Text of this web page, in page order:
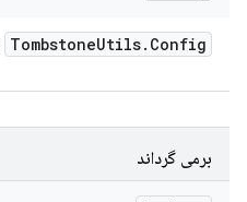
TombstoneUtils. Config
برمی گرداند